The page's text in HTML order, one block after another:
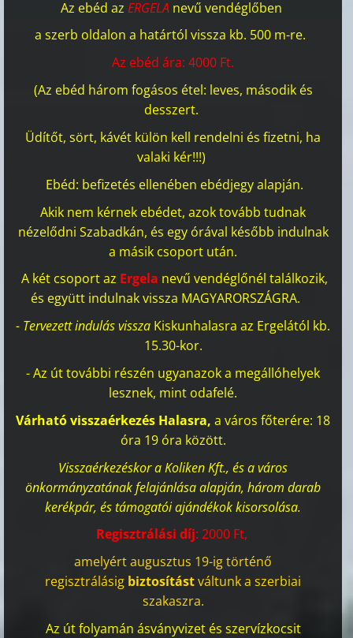
Az ebéd azERGELA nevű vendéglőben
a szerb oldalon a határtól vissza kb. 500 m-re.
Az ebéd ára: 4000 Ft.
(Az ebéd három fogásos étel: leves, második és
desszert.
Üdítőt, sört, kávét külön kell rendelni és fizetni, ha
valaki kér!!!)
Ebéd: befizetés ellenében ebédjegy alapján.
Akik nem kérnek ebédet, azok tovább tudnak
nézelődni Szabadkán, és egy órával később indulnak
a másik csoport után.
A két csoport az Ergela nevű vendéglőnél találkozik,
és együtt indulnak vissza MAGYARORSZÁGRA.
- Tervezett indulás vissza Kiskunhalasra az Ergelától kb.
15.30-kor.
- Az út további részén ugyanazok a megállóhelyek
lesznek, mint odafelé.
Várható visszaérkezés Halasra, a város főterére: 18
óra 19 óra között.
Visszaérkezéskor a Koliken Kft., és a város
önkormányzatának felajánlása alapján, három darab
kerékpár, és támogatói ajándékok kisorsolása.
Regisztrálási díj: 2000 Ft,
amelyért augusztus 19-ig történő
regisztrálásig biztosítástváltunk a szerbiai
szakaszra.
Az út folyamán ásványvizet és szervízkocsit